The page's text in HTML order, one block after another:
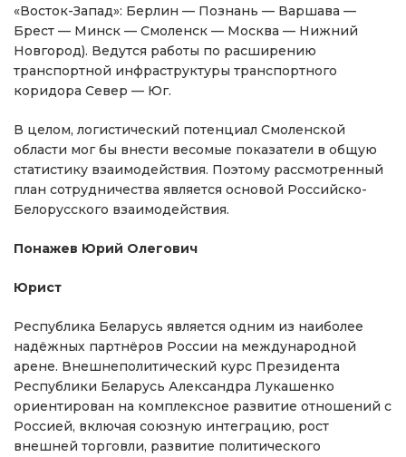
«Восток-Запад»: Берлин — Познань — Варшава —
Брест — Минск — Смоленск — Москва — Нижний
Новгород). Ведутся работы по расширению
транспортной инфраструктуры транспортного
коридора Север — Юг.
В целом, логистический потенциал Смоленской
области мог бы внести весомые показатели в общую
статистику взаимодействия. Поэтому рассмотренный
план сотрудничества является основой Российско-
Белорусского взаимодействия.
Понажев Юрий Олегович
Юрист
Республика Беларусь является одним из наиболее
надёжных партнёров России на международной
арене. Внешнеполитический курс Президента
Республики Беларусь Александра Лукашенко
ориентирован на комплексное развитие отношений с
Россией, включая союзную интеграцию, рост
внешней торговли, развитие политического